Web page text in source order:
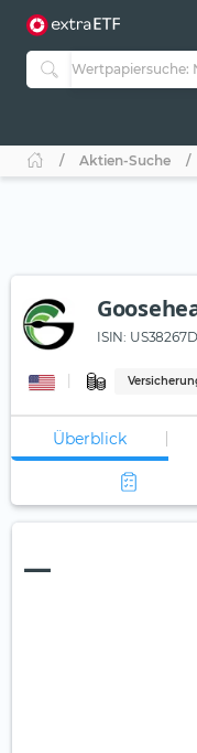
Aktien-Suche
ISIN:
Überblick
—